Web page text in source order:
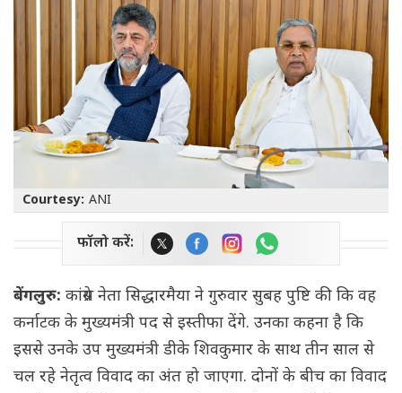
Courtesy: ANI
फॉलो करें:
बेंगलुरु: कांग्रेस नेता सिद्धारमैया ने गुरुवार सुबह पुष्टि की कि वह
कर्नाटक के मुख्यमंत्री पद से इस्तीफा देंगे. उनका कहना है कि
इससे उनके उप मुख्यमंत्री डीके शिवकुमार के साथ तीन साल से
चल रहे नेतृत्व विवाद का अंत हो जाएगा. दोनों के बीच का विवाद